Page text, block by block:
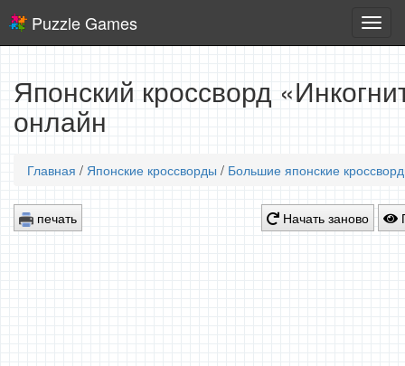
игры
Puzzle Games
Японский кроссворд
онлайн
Главная / Японские кроссворды / Большие японские
печать Начать заново